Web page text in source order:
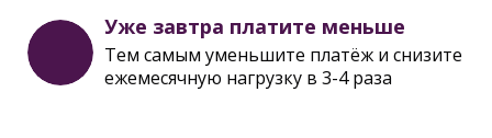
Уже завтра платите меньше
Тем самым уменьшите платёж и снизите
ежемесячную нагрузку в 3-4 раза